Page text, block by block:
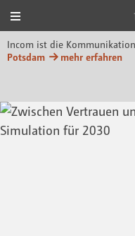
Incom ist die
Potsdam
mehr erfahren